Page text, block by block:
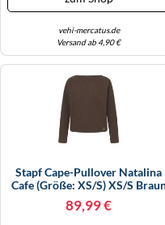
vehi-mercatus.de
Versand ab 4,90 €
Stapf Cape-Pullover Natalina
Cafe (Größe: XS/S) XS/S
89,99 €